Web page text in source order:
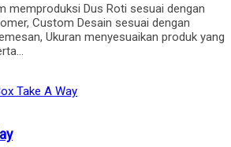
memproduksi Dus Roti sesuai dengan
Custom Desain sesuai dengan
Ukuran menyesuaikan produk yang